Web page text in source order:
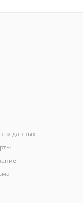
данных